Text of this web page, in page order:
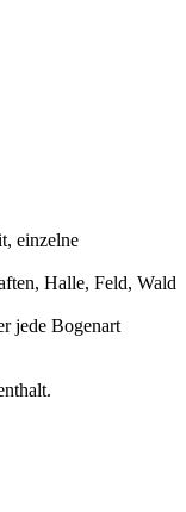
einzelne
Halle, Feld, Wald
jede Bogenart